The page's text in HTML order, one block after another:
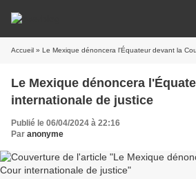
Accueil » Le Mexique dénoncera l'Équateur devant la
Le Mexique dénoncera
internationale de justice
Publié le 06/04/2024 à 22:16
Par anonyme